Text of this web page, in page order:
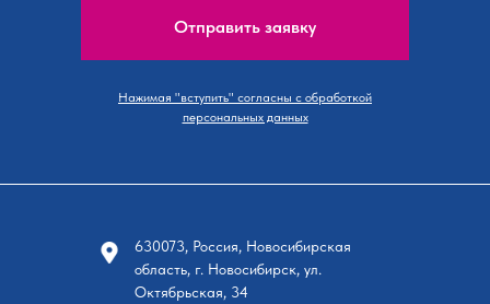
Отправить заявку
Нажимая "вступить" согласны с обработкой
персональных данных
630073, Россия, Новосибирская
область, г. Новосибирск, ул.
Октябрьская, 34